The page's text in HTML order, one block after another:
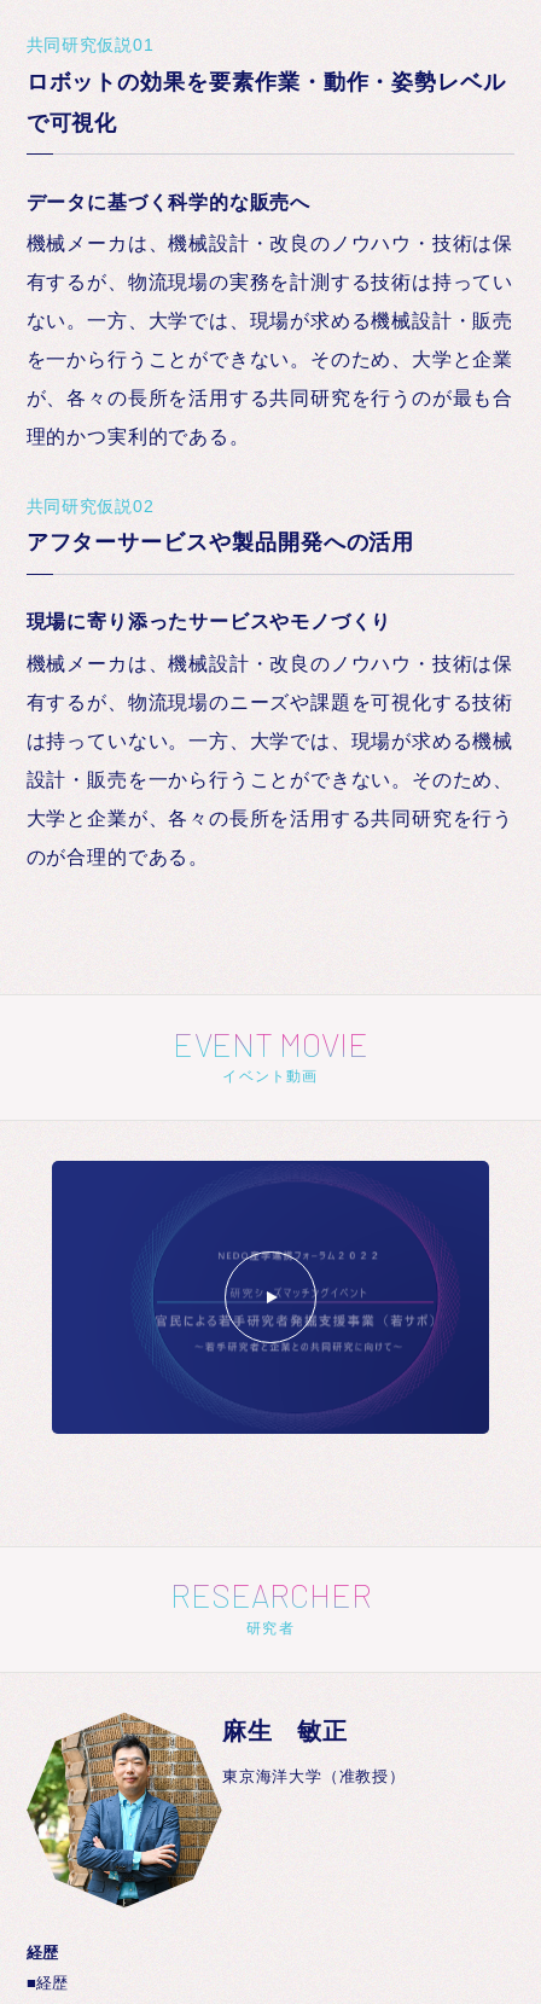
共同研究仮説01
ロボットの効果を要素作業・動作・姿勢レベル
で可視化
データに基づく科学的な販売へ
機械メーカは、機械設計・改良のノウハウ・技術は保
有するが、物流現場の実務を計測する技術は持ってい
ない。一方、大学では、現場が求める機械設計・販売
を一から行うことができない。そのため、大学と企業
が、各々の長所を活用する共同研究を行うのが最も合
理的かつ実利的である。
共同研究仮説02
アフターサービスや製品開発への活用
現場に寄り添ったサービスやモノづくり
機械メーカは、機械設計・改良のノウハウ・技術は保
有するが、物流現場のニーズや課題を可視化する技術
は持っていない。一方、大学では、現場が求める機械
設計・販売を一から行うことができない。そのため、
大学と企業が、各々の長所を活用する共同研究を行う
のが合理的である。
EVENT MOVIE
イベント動画
RESEARCHER
研究者
麻生 敏正
東京海洋大学（准教授）
経歴
■経歴